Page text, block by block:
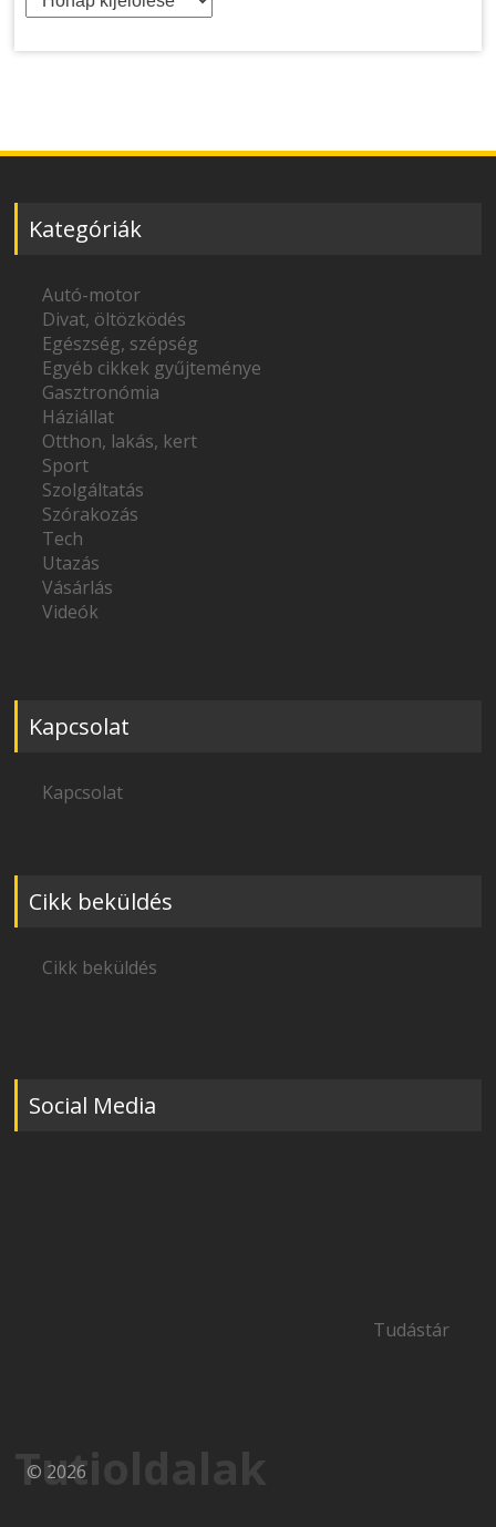
Kategóriák
Autó-motor
Divat, öltözködés
Egészség, szépség
Egyéb cikkek gyűjteménye
Gasztronómia
Háziállat
Otthon, lakás, kert
Sport
Szolgáltatás
Szórakozás
Tech
Utazás
Vásárlás
Videók
Kapcsolat
Kapcsolat
Cikk beküldés
Cikk beküldés
Social Media
Tudástár
Tutioldalak
© 2026